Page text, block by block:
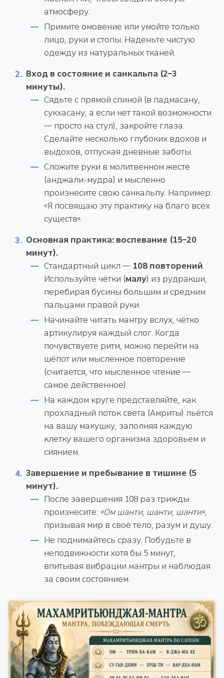
атмосферу.
Примите омовение или умойте только
лицо, руки и стопы. Наденьте чистую
одежду из натуральных тканей.
Вход в состояние и санкальпа (2–3
минуты).
Сядьте с прямой спиной (в падмасану,
сукхасану, а если нет такой возможности
— просто на стул), закройте глаза.
Сделайте несколько глубоких вдохов и
выдохов, отпуская дневные заботы.
Сложите руки в молитвенном жесте
(анджали-мудра) и мысленно
произнесите свою санкальпу. Например:
«Я посвящаю эту практику на благо всех
существ».
Основная практика: воспевание (15–20
минут).
Стандартный цикл — 108 повторений.
Используйте чётки (малу) из рудракши,
перебирая бусины большим и средним
пальцами правой руки.
Начинайте читать мантру вслух, чётко
артикулируя каждый слог. Когда
почувствуете ритм, можно перейти на
шёпот или мысленное повторение
(считается, что мысленное чтение —
самое действенное).
На каждом круге представляйте, как
прохладный поток света (Амриты) льётся
на вашу макушку, заполняя каждую
клетку вашего организма здоровьем и
сиянием.
Завершение и пребывание в тишине (5
минут).
После завершения 108 раз трижды
произнесите: «Ом шанти, шанти, шанти»,
призывая мир в своё тело, разум и душу.
Не поднимайтесь сразу. Побудьте в
неподвижности хотя бы 5 минут,
впитывая вибрации мантры и наблюдая
за своим состоянием.